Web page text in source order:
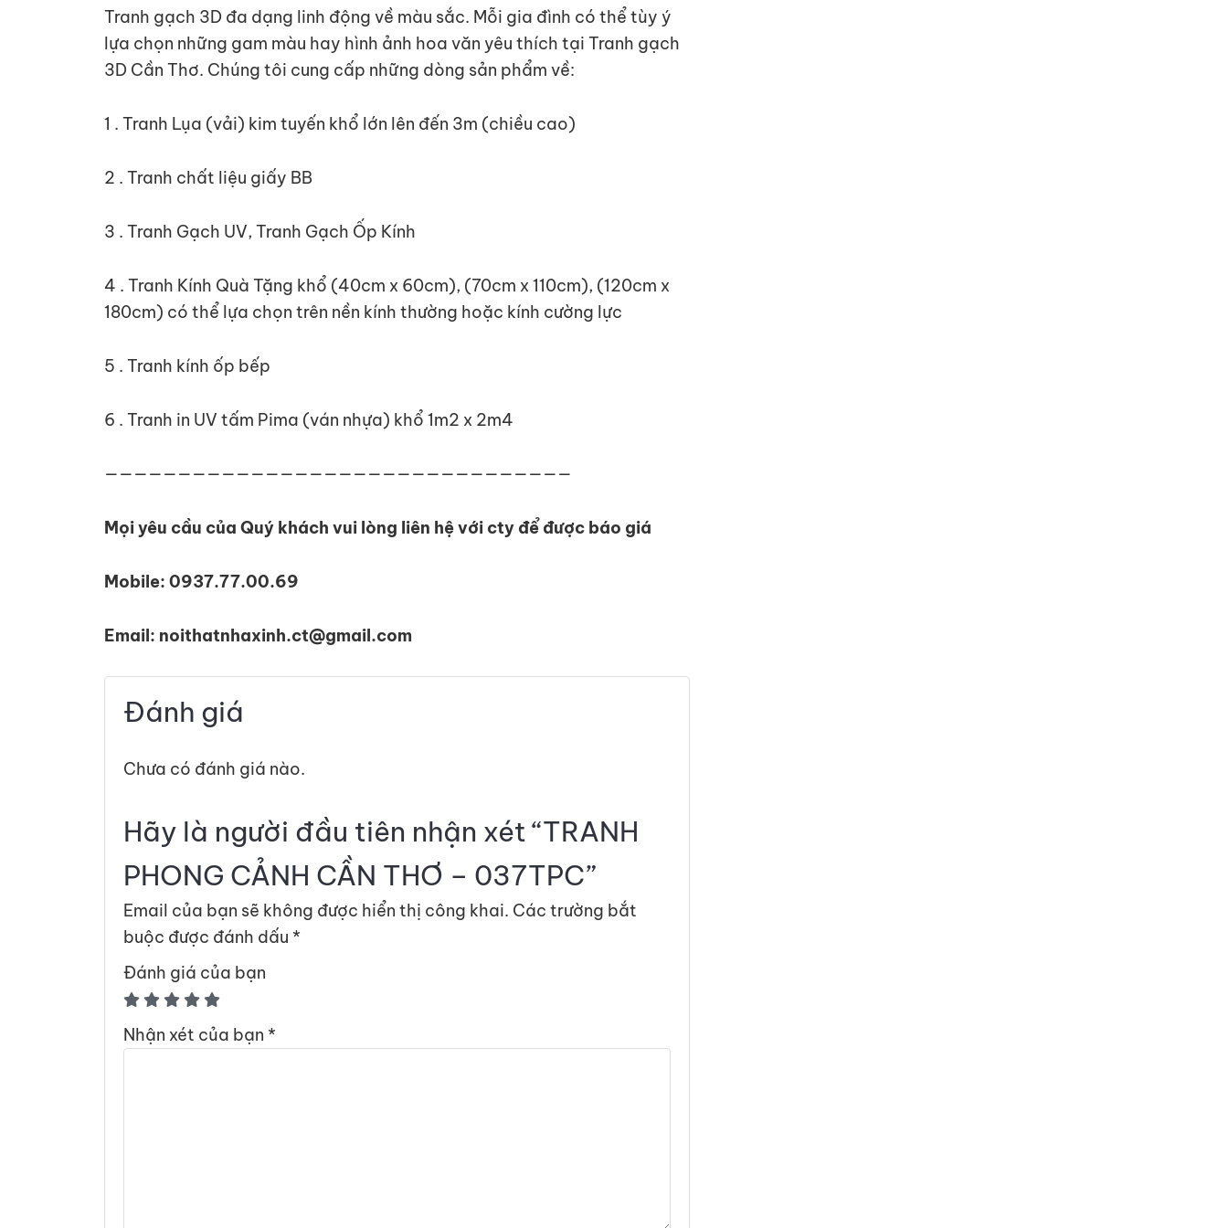
Tranh gạch 3D đa dạng linh động về màu sắc. Mỗi gia đình có thể tùy ý
lựa chọn những gam màu hay hình ảnh hoa văn yêu thích tại Tranh gạch
3D Cần Thơ. Chúng tôi cung cấp những dòng sản phẩm về:
1 . Tranh Lụa (vải) kim tuyến khổ lớn lên đến 3m (chiều cao)
2 . Tranh chất liệu giấy BB
3 . Tranh Gạch UV, Tranh Gạch Ốp Kính
4 . Tranh Kính Quà Tặng khổ (40cm x 60cm), (70cm x 110cm), (120cm x
180cm) có thể lựa chọn trên nền kính thường hoặc kính cường lực
5 . Tranh kính ốp bếp
6 . Tranh in UV tấm Pima (ván nhựa) khổ 1m2 x 2m4
————————————————————————————————
Mọi yêu cầu của Quý khách vui lòng liên hệ với cty để được báo giá
Mobile: 0937.77.00.69
Email: noithatnhaxinh.ct@gmail.com
Đánh giá
Chưa có đánh giá nào.
Hãy là người đầu tiên nhận xét “TRANH
PHONG CẢNH CẦN THƠ – 037TPC”
Email của bạn sẽ không được hiển thị công khai. Các trường bắt
buộc được đánh dấu *
Đánh giá của bạn
Nhận xét của bạn *